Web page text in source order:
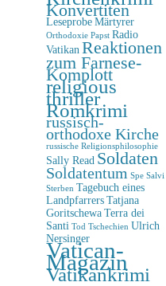
Konvertiten
Leseprobe Märtyrer
Orthodoxie Papst Radio
Vatikan Reaktionen
zum Farnese-
Komplott
religious
thriller
Romkrimi
russisch-
orthodoxe Kirche
russische Religionsphilosophie
Sally Read Soldaten
Soldatentum Spe Salvi
Sterben Tagebuch eines
Landpfarrers Tatjana
Goritschewa Terra dei
Santi Tod Tschechien Ulrich
Nersinger
Vatican-
Magazin
Vatikankrimi